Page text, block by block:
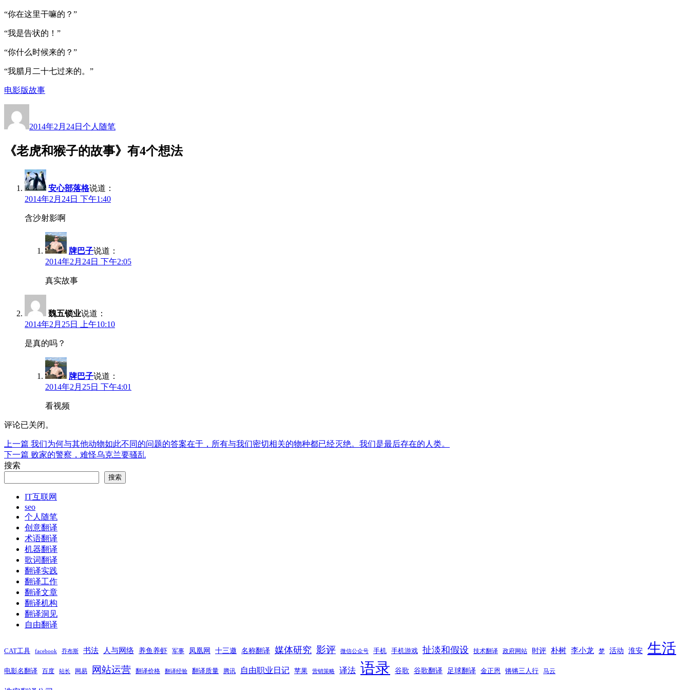
“你在这里干嘛的？”
“我是告状的！”
“你什么时候来的？”
“我腊月二十七过来的。”
电影版故事
于
2014年2月24日 个人随笔
《老虎和猴子的故事》有4个想法
安心部落格说道：
2014年2月24日 下午1:40
含沙射影啊
牌巴子说道：
2014年2月24日 下午2:05
真实故事
魏五锁业说道：
2014年2月25日 上午10:10
是真的吗？
牌巴子说道：
2014年2月25日 下午4:01
看视频
评论已关闭。
文
章
上一篇 上
篇
我们为何与其他动物如此不同的问题的答案在于，所有与我们密切相关的物种都已经灭绝。我们是最后存在的人类。
下一篇 下
章：
败家的警察，难怪乌克兰要骚乱
搜索
搜索
IT互联网
seo
个人随笔
创意翻译
术语翻译
机器翻译
歌词翻译
翻译实践
翻译工作
翻译文章
翻译机构
翻译洞见
自由翻译
CAT工具 facebook 乔布斯 书法 人与网络 养鱼养虾 军事 凤凰网 十三邀 名称翻译 媒体研究 影评 微信公众号 手机 手机游戏 扯淡和假设 技术翻译 政府网站 时评 朴树 李小龙 梦 活动 淮安 生活
电影名翻译 百度 站长 网易 网站运营 翻译价格 翻译经验 翻译质量 腾讯 自由职业日记 苹果 营销策略 译法 语录 谷歌 谷歌翻译 足球翻译 金正恩 锵锵三人行 马云